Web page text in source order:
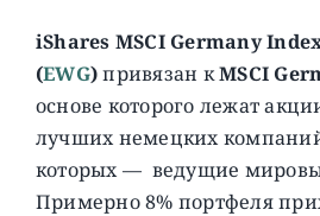
iShares MSCI Germany
(EWG)привязан кMSCI
основе которого лежат
лучших немецких
которых — ведущие
Примерно 8% портфеля